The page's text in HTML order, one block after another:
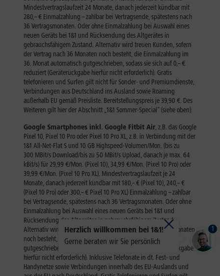
1
Herzlich willkommen bei 1&1!
Gerne beraten wir Sie persönlich